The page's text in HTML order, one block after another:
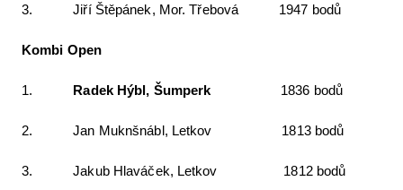
3. Jiří Štěpánek, Mor. Třebová 1947 bodů
Kombi Open
1. Radek Hýbl, Šumperk 1836 bodů
2. Jan Muknšnábl, Letkov 1813 bodů
3. Jakub Hlaváček, Letkov 1812 bodů